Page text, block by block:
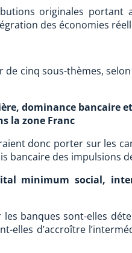
originales portant
des économies
cinq sous-thèmes,
dominance bancaire et
la zone Franc
donc porter sur les
bancaire des impulsions
minimum social,
banques sont-elles
elles d’accroître